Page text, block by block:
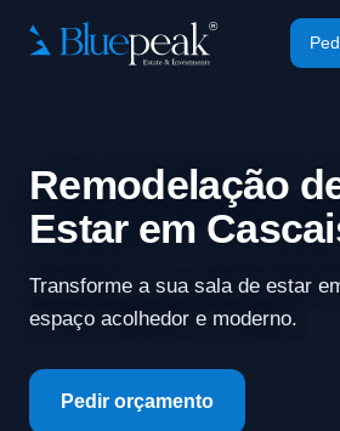
Remodelação
Estar em
Transforme a sua sala de estar
espaço acolhedor e moderno.
Pedir orçamento